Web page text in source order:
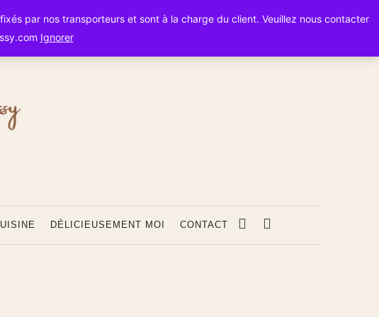
DÉLICIEUSEMENT MOI CONTACT
par nos transporteurs et sont à la charge du client. Veuillez nous contacter
Ignorer